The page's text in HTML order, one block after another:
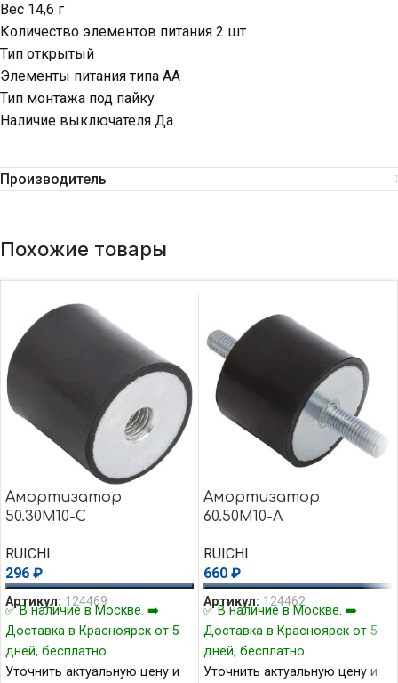
Вес 14,6 г
Количество элементов питания 2 шт
Тип открытый
Элементы питания типа AA
Тип монтажа под пайку
Наличие выключателя Да
Производитель
Похожие товары
Амортизатор
50.30M10-C
RUICHI
296 ₽
Артикул: 124469
✅ В наличие в Москве. ➡️
Доставка в Красноярск от 5
дней, бесплатно.
Уточнить актуальную цену и
Амортизатор
60.50M10-А
RUICHI
660 ₽
Артикул: 124462
✅ В наличие в Москве. ➡️
Доставка в Красноярск от 5
дней, бесплатно.
Уточнить актуальную цену и